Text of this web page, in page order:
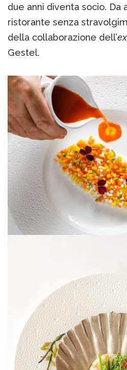
due anni diventa socio. Da
ristorante senza
della collaborazione dell’
Gestel.